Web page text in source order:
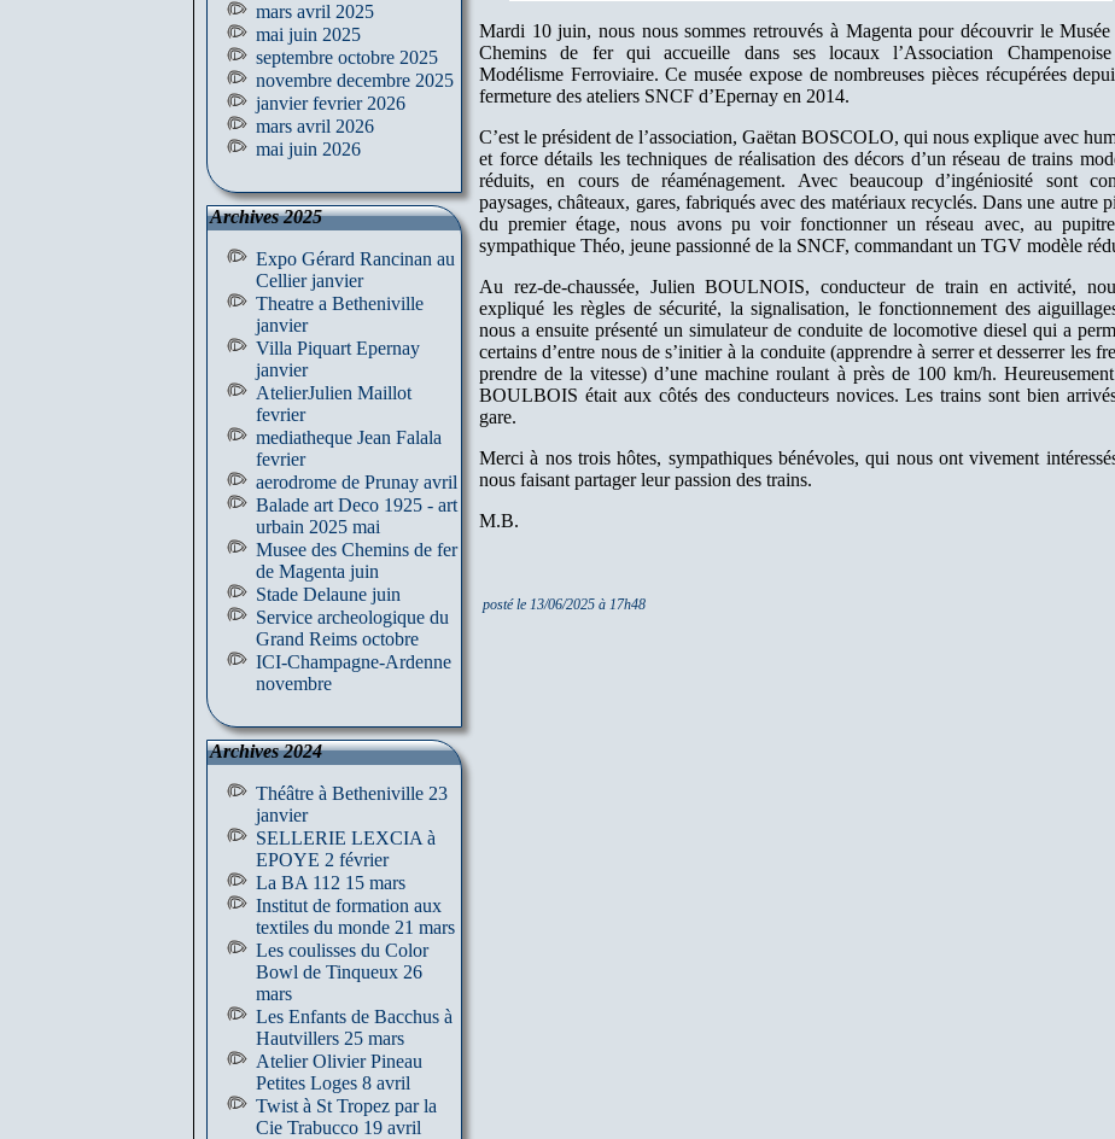
mars avril 2025
mai juin 2025
septembre octobre 2025
novembre decembre 2025
janvier fevrier 2026
mars avril 2026
mai juin 2026
Archives 2025
Expo Gérard Rancinan au
Cellier janvier
Theatre a Betheniville
janvier
Villa Piquart Epernay
janvier
AtelierJulien Maillot
fevrier
mediatheque Jean Falala
fevrier
aerodrome de Prunay avril
Balade art Deco 1925 - art
urbain 2025 mai
Musee des Chemins de fer
de Magenta juin
Stade Delaune juin
Service archeologique du
Grand Reims octobre
ICI-Champagne-Ardenne
novembre
Archives 2024
Théâtre à Betheniville 23
janvier
SELLERIE LEXCIA à
EPOYE 2 février
La BA 112 15 mars
Institut de formation aux
textiles du monde 21 mars
Les coulisses du Color
Bowl de Tinqueux 26
mars
Les Enfants de Bacchus à
Hautvillers 25 mars
Atelier Olivier Pineau
Petites Loges 8 avril
Twist à St Tropez par la
Cie Trabucco 19 avril
Mardi 10 juin, nous nous sommes retrouvés à Magenta pour découvrir le Musée
Chemins de fer qui accueille dans ses locaux l’Association
Modélisme Ferroviaire. Ce musée expose de nombreuses pièces récupérées
fermeture des ateliers SNCF d’Epernay en 2014.
C’est le président de l’association, Gaëtan BOSCOLO, qui nous explique avec
et force détails les techniques de réalisation des décors d’un réseau de trains
réduits, en cours de réaménagement. Avec beaucoup d’ingéniosité sont
paysages, châteaux, gares, fabriqués avec des matériaux recyclés. Dans une autre
du premier étage, nous avons pu voir fonctionner un réseau avec, au
sympathique Théo, jeune passionné de la SNCF, commandant un TGV modèle
Au rez-de-chaussée, Julien BOULNOIS, conducteur de train en activité,
expliqué les règles de sécurité, la signalisation, le fonctionnement des
nous a ensuite présenté un simulateur de conduite de locomotive diesel qui a
certains d’entre nous de s’initier à la conduite (apprendre à serrer et desserrer les
prendre de la vitesse) d’une machine roulant à près de 100 km/h.
BOULBOIS était aux côtés des conducteurs novices. Les trains sont bien
gare.
Merci à nos trois hôtes, sympathiques bénévoles, qui nous ont vivement
nous faisant partager leur passion des trains.
M.B.
posté le 13/06/2025 à 17h48